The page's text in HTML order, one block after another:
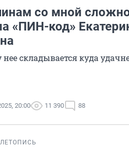
со мной
«ПИН-код»
нее складывается куда
20:00 11 390 88
ЛЕТОПИСЬ